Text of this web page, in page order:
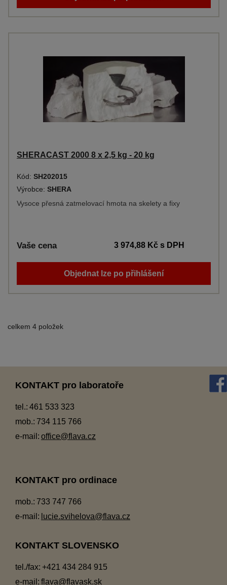
SHERACAST 2000 8 x 2,5 kg - 20 kg
Kód: SH202015
Výrobce: SHERA
Vysoce přesná zatmelovací hmota na skelety a fixy
Vaše cena 3 974,88 Kčs DPH
Objednat lze po přihlášení
celkem 4 položek
KONTAKT pro laboratoře
tel.: 461 533 323
mob.: 734 115 766
e-mail: office@flava.cz
KONTAKT pro ordinace
mob.: 733 747 766
e-mail: lucie.svihelova@flava.cz
KONTAKT SLOVENSKO
tel./fax: +421 434 284 915
e-mail: flava@flavask.sk